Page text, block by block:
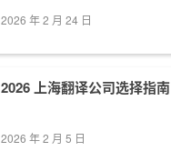
2026 年 2 月 24 日
2026 上海翻译公司选择指南
2026 年 2 月 5 日